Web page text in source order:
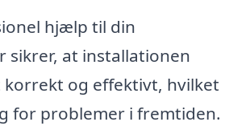
hjælp til din
at installationen
og effektivt, hvilket
for problemer i fremtiden.